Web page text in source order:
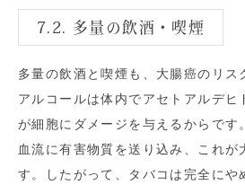
7.2. 多量の飲酒・喫煙
多量の飲酒と喫煙も、大腸癌のリス
アルコールは体内でアセトアルデヒ
が細胞にダメージを与えるからです
血流に有害物質を送り込み、これが
す。したがって、タバコは完全にや